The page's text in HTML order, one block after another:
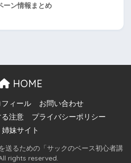
ーン情報まとめ
HOME
ィール
お問い合わせ
注意
プライバシーポリシー
姉妹サイト
送るための「サックのベース初心者講
rights reserved.